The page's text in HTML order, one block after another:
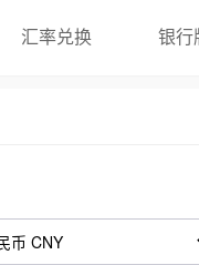
汇率兑换 银行